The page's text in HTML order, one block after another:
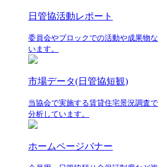
日管協活動レポート
委員会やブロックでの活動や成果物
います。
市場データ(日管協短観)
当協会で実施する賃貸住宅景況調査
分析しています。
ホームページバナー